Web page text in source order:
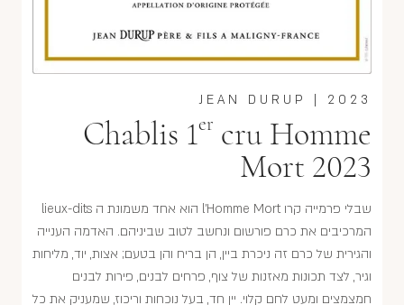
2023
JEAN DURUP
Chablis 1er cru Homme
Mort 2023
שבלי פרמייה קרו l'Homme Mort הוא אחד משמונת ה lieux-dits
המרכיבים את כרם פורשום ונחשב לטוב שביניהם. האדמה הענייה
והגירית של כרם זה ניכרת ביין, הן בריח והן בטעם; אצות, יוד, מליחות
וגיר, לצד תכונות מאזנות של צוף, פרחים לבנים, פירות לבנים
חמצמצים ומעט לחם קלוי. יין חד, בעל נוכחות וריכוז, שמעניק את כל